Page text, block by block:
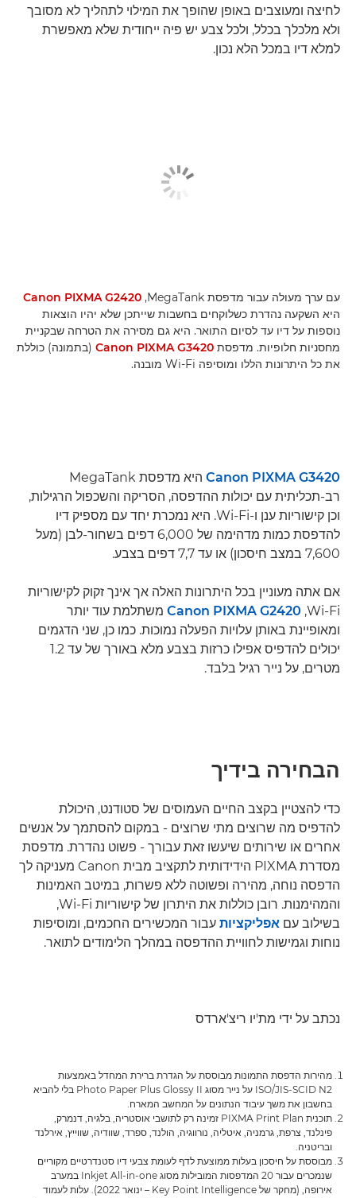
לחיצה ומעוצבים באופן שהופך את המילוי לתהליך לא מסובך
ולא מלכלך בכלל, ולכל צבע יש פיה ייחודית שלא מאפשרת
למלא דיו במכל הלא נכון.
עם ערך מעולה עבור מדפסת MegaTank,‏
Canon PIXMA G2420
היא השקעה נהדרת כשלוקחים בחשבות שייתכן שלא יהיו הוצאות
נוספות על דיו עד לסיום התואר. היא גם מסירה את הטרחה שבקניית
מחסניות חלופיות. מדפסת Canon PIXMA G3420 (בתמונה) כוללת
את כל היתרונות הללו ומוסיפה Wi-Fi מובנה.
Canon PIXMA G3420
היא מדפסת MegaTank
רב-תכליתית עם יכולות ההדפסה, הסריקה והשכפול הרגילות,
וכן קישוריות ענן ו-Wi-Fi. היא נמכרת יחד עם מספיק דיו
להדפסת כמות מדהימה של 6,000 דפים בשחור-לבן (מעל
7,600 במצב חיסכון) או עד 7,7 דפים בצבע.
אם אתה מעוניין בכל היתרונות האלה אך אינך זקוק לקישוריות
Wi-Fi,‏
Canon PIXMA G2420 משתלמת עוד יותר
ומאופיינת באותן עלויות הפעלה נמוכות. כמו כן, שני הדגמים
יכולים להדפיס אפילו כרזות בצבע מלא באורך של עד 1.2
מטרים, על נייר רגיל בלבד.
הבחירה בידיך
כדי להצטיין בקצב החיים העמוסים של סטודנט, היכולת
להדפיס מה שרוצים מתי שרוצים - במקום להסתמך על אנשים
אחרים או שירותים שיעשו זאת עבורך - פשוט נהדרת. מדפסת
מסדרת PIXMA הידידותית לתקציב מבית Canon מעניקה לך
הדפסה נוחה, מהירה ופשוטה ללא פשרות, במיטב האמינות
והמהימנות. רובן כוללות את היתרון של קישוריות Wi-Fi,
בשילוב עם אפליקציות עבור המכשירים החכמים, ומוסיפות
נוחות וגמישות לחוויית ההדפסה במהלך הלימודים לתואר.
נכתב על ידי מת'יו ריצ'ארדס
מהירות הדפסת התמונות מבוססת על הגדרת ברירת המחדל באמצעות
ISO/JIS-SCID N2 על נייר מסוג Photo Paper Plus Glossy II בלי להביא
בחשבון את משך עיבוד הנתונים על המחשב המארח.
תוכנית PIXMA Print Plan זמינה רק לתושבי אוסטריה, בלגיה, דנמרק,
פינלנד, צרפת, גרמניה, איטליה, נורווגיה, הולנד, ספרד, שוודיה, שווייץ, אירלנד
ובריטניה.
מבוססת על חיסכון בעלות ממוצעת לדף לעומת צבעי דיו סטנדרטיים מקוריים
שנמכרים עבור 20 המדפסות המובילות מסוג Inkjet All-in-one במערב
אירופה, (מחקר של Key Point Intelligence – ינואר 2022). עלות לעמוד